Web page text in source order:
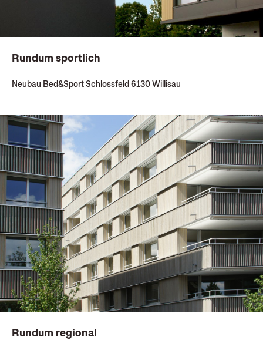
Rundum sportlich
Neubau Bed&Sport Schlossfeld 6130 Willisau
Rundum regional